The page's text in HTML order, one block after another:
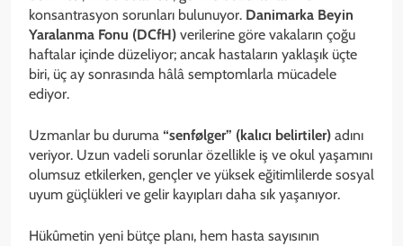
konsantrasyon sorunları bulunuyor. Danimarka Beyin
Yaralanma Fonu (DCfH) verilerine göre vakaların çoğu
haftalar içinde düzeliyor; ancak hastaların yaklaşık üçte
biri, üç ay sonrasında hâlâ semptomlarla mücadele
ediyor.
Uzmanlar bu duruma “senfølger” (kalıcı belirtiler) adını
veriyor. Uzun vadeli sorunlar özellikle iş ve okul yaşamını
olumsuz etkilerken, gençler ve yüksek eğitimlilerde sosyal
uyum güçlükleri ve gelir kayıpları daha sık yaşanıyor.
Hükûmetin yeni bütçe planı, hem hasta sayısının